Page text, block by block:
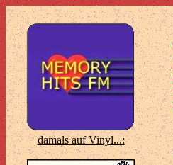
damals auf Vinyl...: